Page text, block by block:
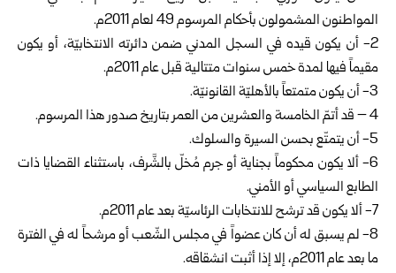
المواطنون المشمولون بأحكام المرسوم 49 لعام 2011م.
2-‏ أن يكون قيده في السجل المدني ضمن دائرته الانتخابيّة، أو يكون
مقيماً فيها لمدة خمس سنوات متتالية قبل عام 2011م.
4 – قد أتمّ الخامسة والعشرين من العمر بتاريخ صدور هذا المرسوم.
5- أن يتمتّع بحسن السيرة والسلوك.
6- ألا يكون محكوماً بجناية أو جرم مُخلّ بالشَّرف، باستثناء القضايا ذات
الطابع السياسي أو الأمني.
7- ألا يكون قد ترشح للانتخابات الرئاسيّة بعد عام 2011م.‏
8- لم يسبق له أن كان عضواً في مجلس الشّعب أو مرشحاً له في الفترة
ما بعد عام 2011م،‏ إلا إذا أثبت انشقاقه.